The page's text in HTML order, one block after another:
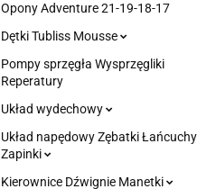
Opony Adventure 21-19-18-17
Dętki Tubliss Mousse
Pompy sprzęgła Wysprzęgliki
Reperatury
Układ wydechowy
Układ napędowy Zębatki Łańcuchy
Zapinki
Kierownice Dźwignie Manetki